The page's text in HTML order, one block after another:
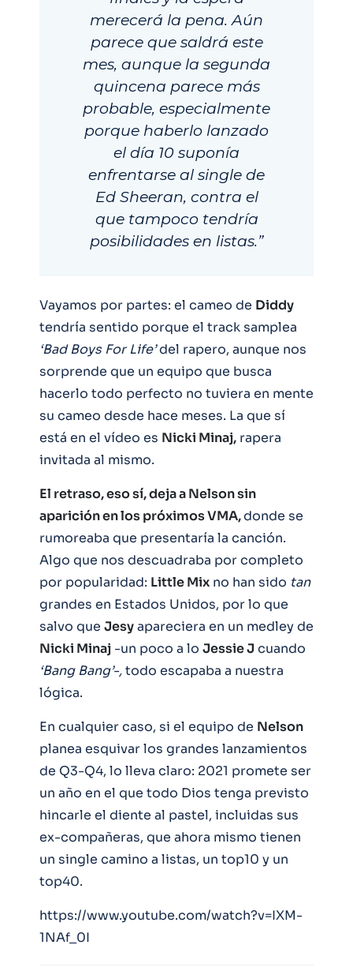
merecerá la pena. Aún
parece que saldrá este
mes, aunque la segunda
quincena parece más
probable, especialmente
porque haberlo lanzado
el día 10 suponía
enfrentarse al single de
Ed Sheeran, contra el
que tampoco tendría
posibilidades en listas.”
Vayamos por partes: el cameo de Diddy
tendría sentido porque el track samplea
‘Bad Boys For Life’del rapero, aunque nos
sorprende que un equipo que busca
hacerlo todo perfecto no tuviera en mente
su cameo desde hace meses. La que sí
está en el vídeo es Nicki Minaj, rapera
invitada al mismo.
El retraso, eso sí, deja a Nelson sin
aparición en los próximos VMA,donde se
rumoreaba que presentaría la canción.
Algo que nos descuadraba por completo
por popularidad: Little Mix no han sido tan
grandes en Estados Unidos, por lo que
salvo que Jesyapareciera en un medley de
Nicki Minaj -un poco a lo Jessie J cuando
‘Bang Bang’-,todo escapaba a nuestra
lógica.
En cualquier caso, si el equipo de Nelson
planea esquivar los grandes lanzamientos
de Q3-Q4, lo lleva claro: 2021 promete ser
un año en el que todo Dios tenga previsto
hincarle el diente al pastel, incluidas sus
ex-compañeras, que ahora mismo tienen
un single camino a listas, un top10 y un
top40.
https://www.youtube.com/watch?v=IXM-
1NAf_0I